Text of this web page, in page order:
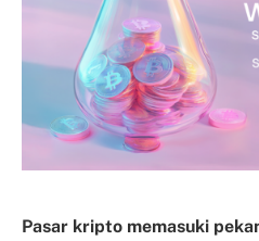
Pasar kripto memasuki